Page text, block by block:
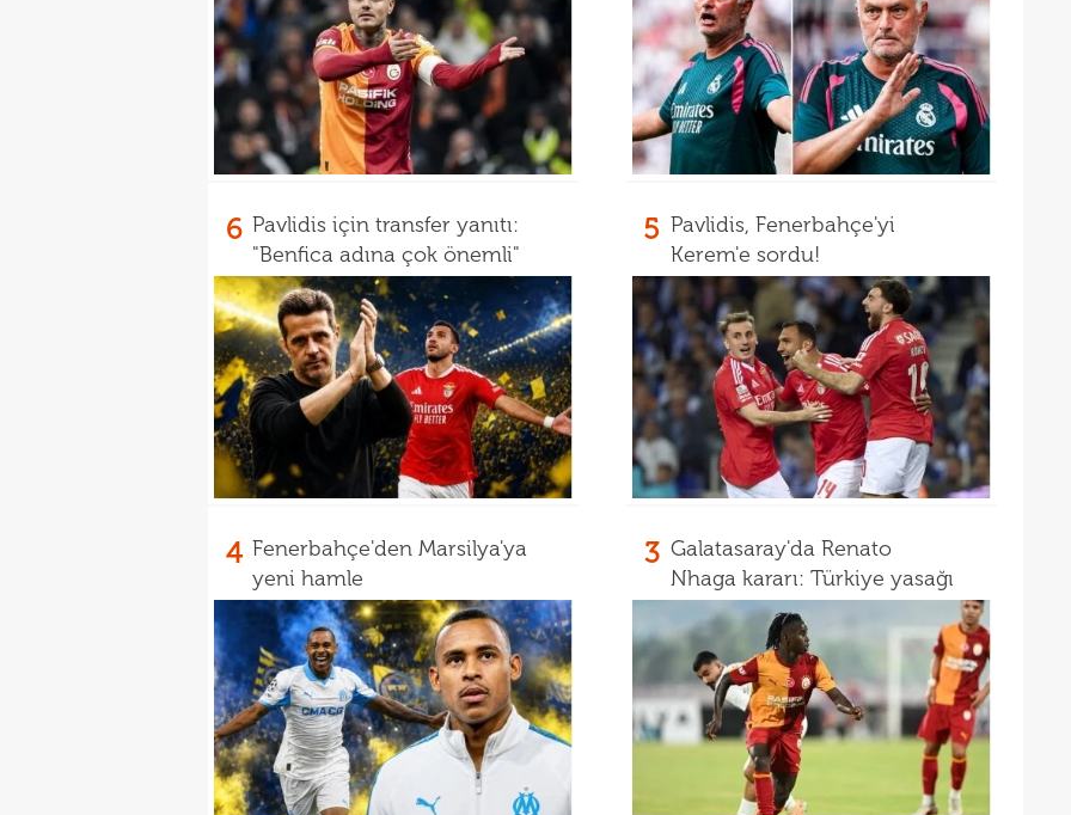
6 Pavlidis için transfer yanıtı:
"Benfica adına çok önemli"
5 Pavlidis, Fenerbahçe'yi
Kerem'e sordu!
4 Fenerbahçe'den Marsilya'ya
yeni hamle
3 Galatasaray'da Renato
Nhaga kararı: Türkiye yasağı